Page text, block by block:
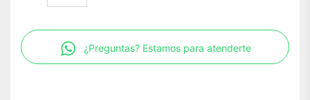
Decora
15A
|
120/277V
¿Preguntas? Estamos para atenderte